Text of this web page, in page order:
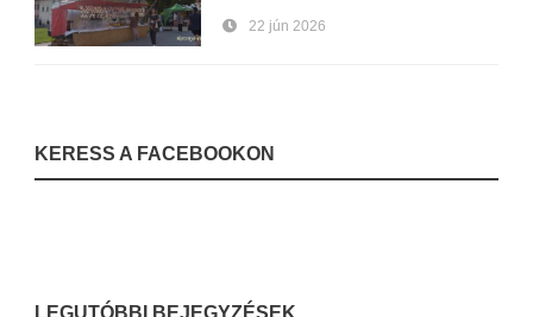
22 jún 2026
KERESS A FACEBOOKON
LEGUTÓBBI BEJEGYZÉSEK